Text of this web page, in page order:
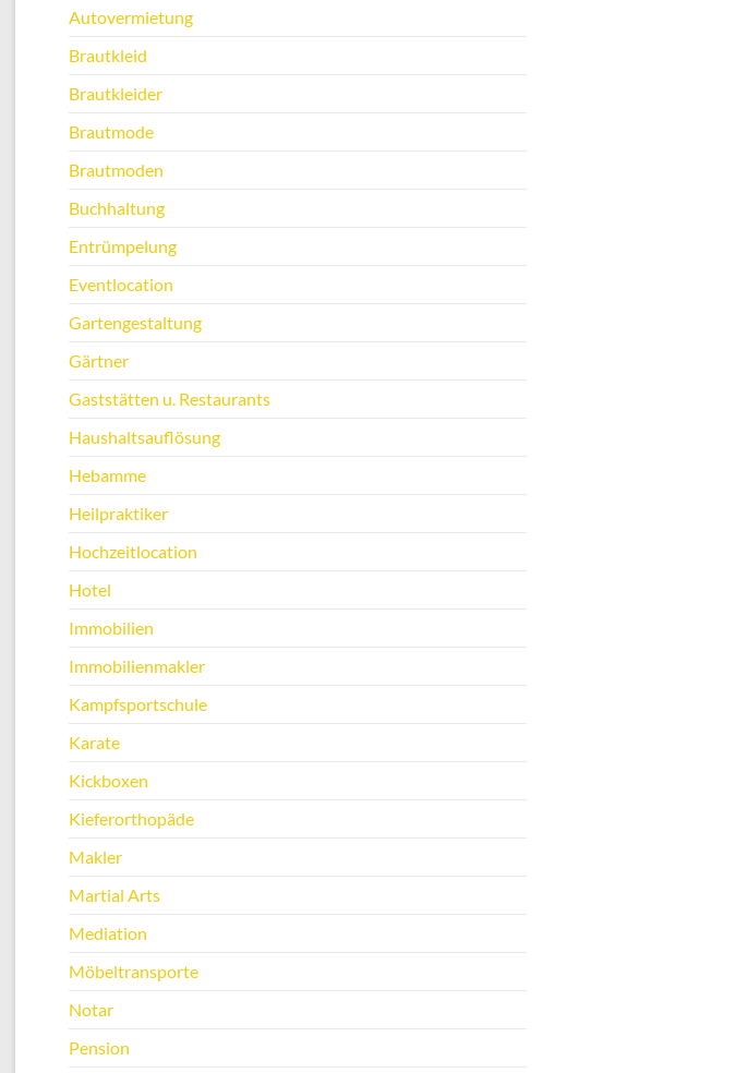
Autovermietung
Brautkleid
Brautkleider
Brautmode
Brautmoden
Buchhaltung
Entrümpelung
Eventlocation
Gartengestaltung
Gärtner
Gaststätten u. Restaurants
Haushaltsauflösung
Hebamme
Heilpraktiker
Hochzeitlocation
Hotel
Immobilien
Immobilienmakler
Kampfsportschule
Karate
Kickboxen
Kieferorthopäde
Makler
Martial Arts
Mediation
Möbeltransporte
Notar
Pension